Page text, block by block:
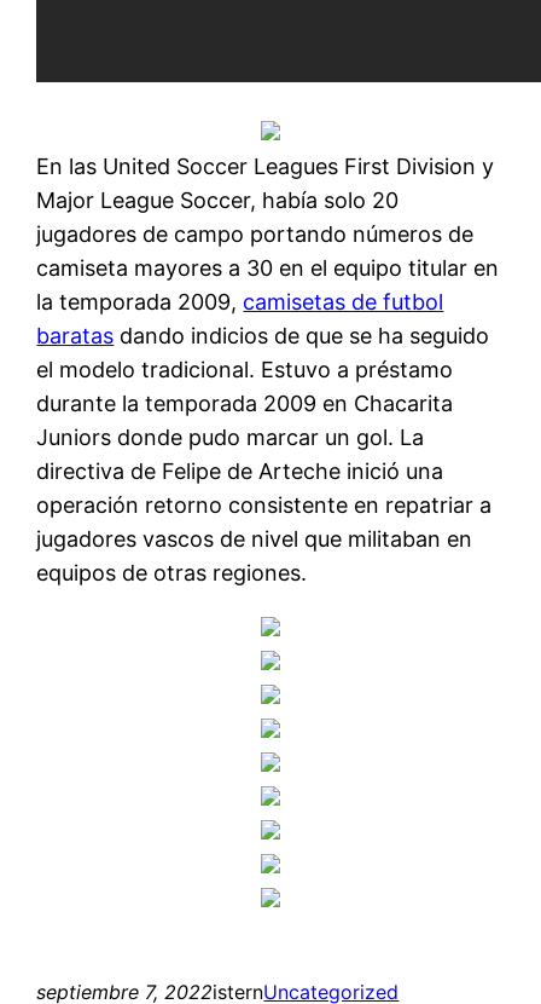
En las United Soccer Leagues First Division y
Major League Soccer, había solo 20
jugadores de campo portando números de
camiseta mayores a 30 en el equipo titular en
la temporada 2009, camisetas de futbol
baratas dando indicios de que se ha seguido
el modelo tradicional. Estuvo a préstamo
durante la temporada 2009 en Chacarita
Juniors donde pudo marcar un gol. La
directiva de Felipe de Arteche inició una
operación retorno consistente en repatriar a
jugadores vascos de nivel que militaban en
equipos de otras regiones.
septiembre 7, 2022isternUncategorized